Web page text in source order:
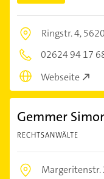
Ringstr. 4,
02624 94 17
Webseite
Gemmer
RECHTSANWÄLTE
Margeritenstr.